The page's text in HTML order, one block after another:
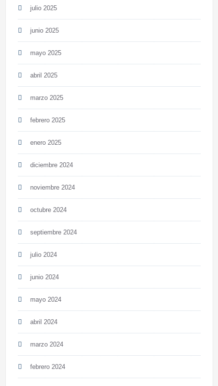
julio 2025
junio 2025
mayo 2025
abril 2025
marzo 2025
febrero 2025
enero 2025
diciembre 2024
noviembre 2024
octubre 2024
septiembre 2024
julio 2024
junio 2024
mayo 2024
abril 2024
marzo 2024
febrero 2024